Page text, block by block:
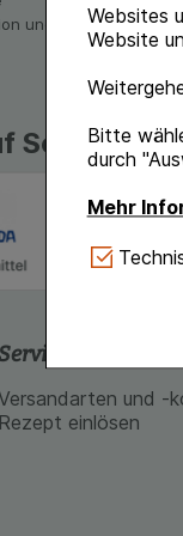
Websites
Website
Bitte
durch
Mehr
verzichtet
gestalten,
auf Ihre
unserer
und
und Info
und -
Rezept einlösen